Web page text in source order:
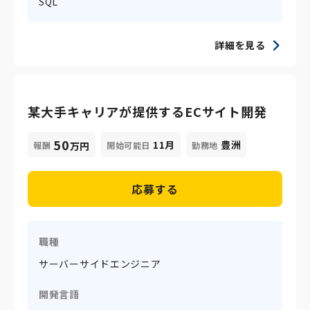
詳細を見る
某大手キャリアが提供するECサイト開発
報酬 50万円 開始可能日 11月 勤務地 豊洲
応募する
職種
サーバーサイドエンジニア
開発言語